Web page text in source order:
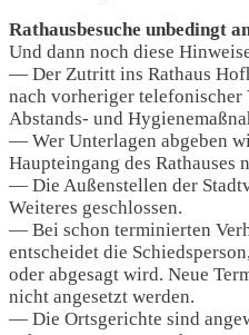
Rathausbesuche unbedingt
Und dann noch diese
— Der Zutritt ins Rathaus
nach vorheriger telefonischer
Abstands- und
— Wer Unterlagen abgeben
Haupteingang des Rathauses
— Die Außenstellen der
Weiteres geschlossen.
— Bei schon terminierten
entscheidet die
oder abgesagt wird. Neue
nicht angesetzt werden.
— Die Ortsgerichte sind